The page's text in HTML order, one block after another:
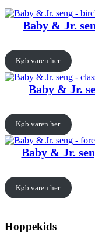
Baby & Jr.
Køb varen her
Baby & Jr.
Køb varen her
Baby & Jr.
Køb varen her
Hoppekids